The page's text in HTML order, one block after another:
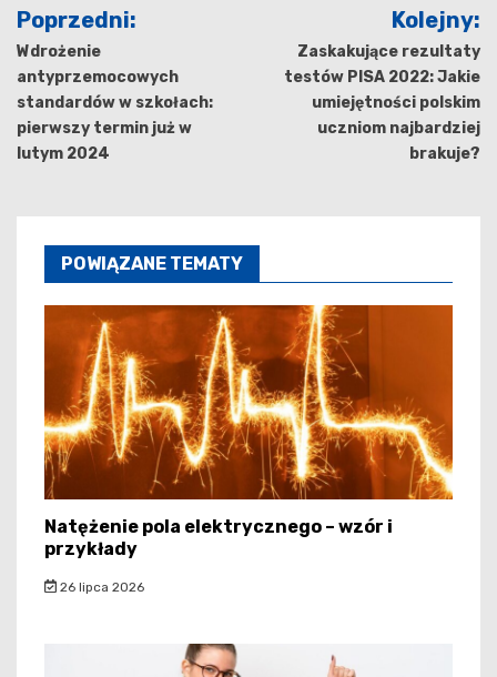
wpisu
Poprzedni:
Wdrożenie
antyprzemocowych
standardów w szkołach:
pierwszy termin już w
lutym 2024
Kolejny:
Zaskakujące rezultaty
testów PISA 2022: Jakie
umiejętności polskim
uczniom najbardziej
brakuje?
POWIĄZANE TEMATY
Natężenie pola elektrycznego – wzór i
przykłady
26 lipca 2026